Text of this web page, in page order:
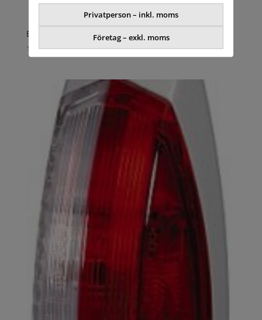
BAKLYKTA
1219,79kr exkl. moms
Privatperson – inkl. moms
Företag – exkl. moms